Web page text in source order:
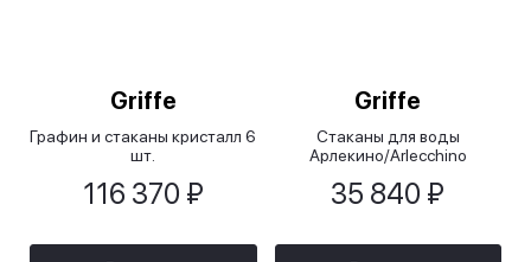
Griffe
Графин и стаканы кристалл 6
шт.
116 370 ₽
Griffe
Стаканы для воды
Арлекино/Arlecchino
35 840 ₽